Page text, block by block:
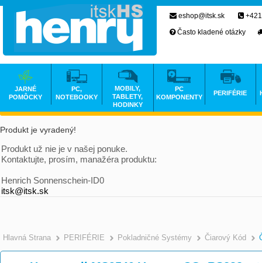
Produkt je vyradený!
Produkt už nie je v našej ponuke.
Kontaktujte, prosím, manažéra produktu:
Henrich Sonnenschein-ID0
itsk@itsk.sk
Hlavná Strana PERIFÉRIE Pokladničné Systémy Čiarový Kód
eshop@itsk.sk
Často kladené otázky
JARNÉ
POMÔCKY
PC,
NOTEBOOKY
MOBILY,
TABLETY,
HODINKY
PC
KOMPONENTY
PERIFÉRIE